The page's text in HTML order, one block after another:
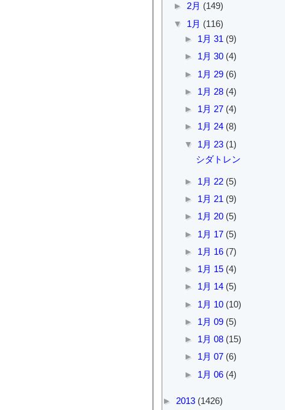
► 2月 (149)
▼ 1月 (116)
► 1月 31 (9)
► 1月 30 (4)
► 1月 29 (6)
► 1月 28 (4)
► 1月 27 (4)
► 1月 24 (8)
▼ 1月 23 (1)
シダトレン
► 1月 22 (5)
► 1月 21 (9)
► 1月 20 (5)
► 1月 17 (5)
► 1月 16 (7)
► 1月 15 (4)
► 1月 14 (5)
► 1月 10 (10)
► 1月 09 (5)
► 1月 08 (15)
► 1月 07 (6)
► 1月 06 (4)
► 2013 (1426)